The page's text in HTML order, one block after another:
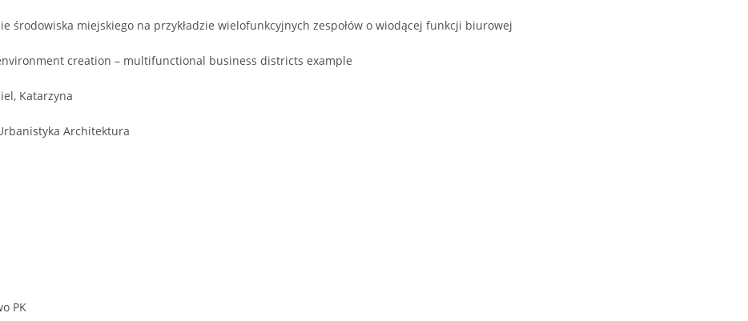
środowiska miejskiego na przykładzie wielofunkcyjnych zespołów o wiodącej funkcji biurowej
creation – multifunctional business districts example
Katarzyna
Architektura
PK